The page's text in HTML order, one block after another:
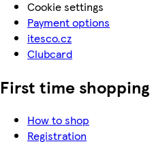
Cookie settings
Payment options
itesco.cz
Clubcard
First time shopping
How to shop
Registration